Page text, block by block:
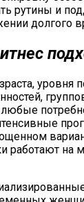
рутины и
долгого
уровня
работают на